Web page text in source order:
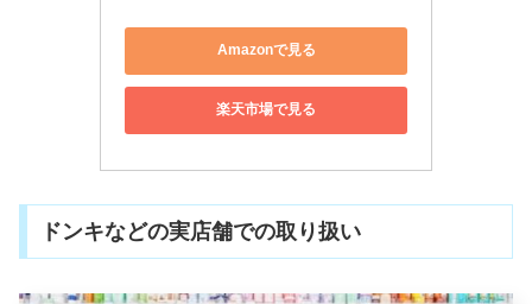
Amazonで見る
楽天市場で見る
ドンキなどの実店舗での取り扱い